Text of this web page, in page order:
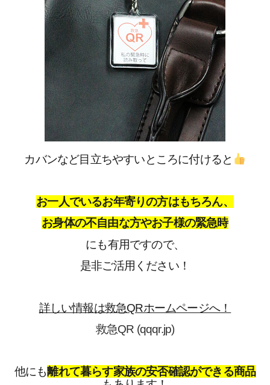
カバンなど目立ちやすいところに付けると
お一人でいるお年寄りの方はもちろん、
お身体の不自由な方やお子様の緊急時
にも有用ですので、
是非ご活用ください！
詳しい情報は救急QRホームページへ！
救急QR (qqqr.jp)
他にも離れて暮らす家族の安否確認ができる商品